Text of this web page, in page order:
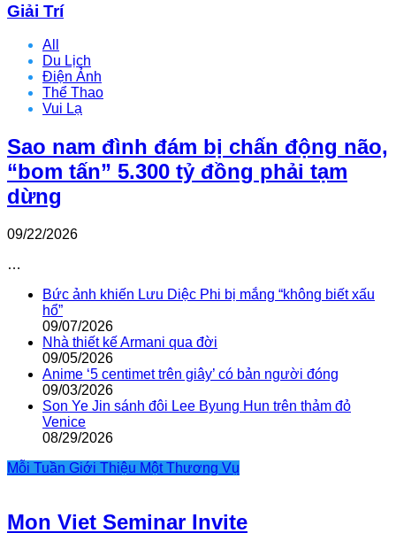
Giải Trí
All
Du Lịch
Điện Ảnh
Thể Thao
Vui Lạ
Sao nam đình đám bị chấn động não,
“bom tấn” 5.300 tỷ đồng phải tạm
dừng
09/22/2026
…
Bức ảnh khiến Lưu Diệc Phi bị mắng “không biết xấu
hổ”
09/07/2026
Nhà thiết kế Armani qua đời
09/05/2026
Anime ‘5 centimet trên giây’ có bản người đóng
09/03/2026
Son Ye Jin sánh đôi Lee Byung Hun trên thảm đỏ
Venice
08/29/2026
Mỗi Tuần Giới Thiệu Một Thương Vụ
Mon Viet Seminar Invite